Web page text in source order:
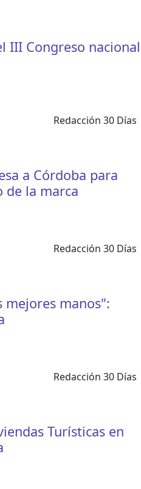
III Congreso nacional
Redacción 30 Días
a Córdoba para
de la marca
Redacción 30 Días
mejores manos":
Redacción 30 Días
Turísticas en